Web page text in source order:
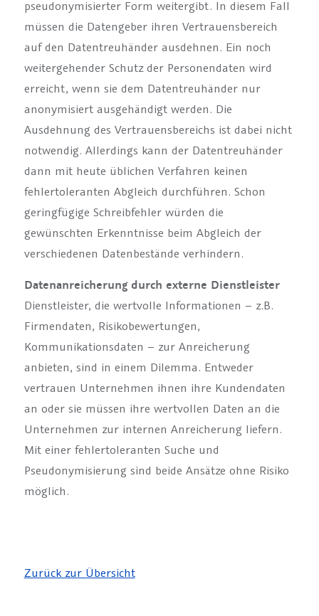
pseudonymisierter Form weitergibt. In diesem Fall
müssen die Datengeber ihren Vertrauensbereich
auf den Datentreuhänder ausdehnen. Ein noch
weitergehender Schutz der Personendaten wird
erreicht, wenn sie dem Datentreuhänder nur
anonymisiert ausgehändigt werden. Die
Ausdehnung des Vertrauensbereichs ist dabei nicht
notwendig. Allerdings kann der Datentreuhänder
dann mit heute üblichen Verfahren keinen
fehlertoleranten Abgleich durchführen. Schon
geringfügige Schreibfehler würden die
gewünschten Erkenntnisse beim Abgleich der
verschiedenen Datenbestände verhindern.
Datenanreicherung durch externe Dienstleister
Dienstleister, die wertvolle Informationen – z.B.
Firmendaten, Risikobewertungen,
Kommunikationsdaten – zur Anreicherung
anbieten, sind in einem Dilemma. Entweder
vertrauen Unternehmen ihnen ihre Kundendaten
an oder sie müssen ihre wertvollen Daten an die
Unternehmen zur internen Anreicherung liefern.
Mit einer fehlertoleranten Suche und
Pseudonymisierung sind beide Ansätze ohne Risiko
möglich.
Zurück zur Übersicht